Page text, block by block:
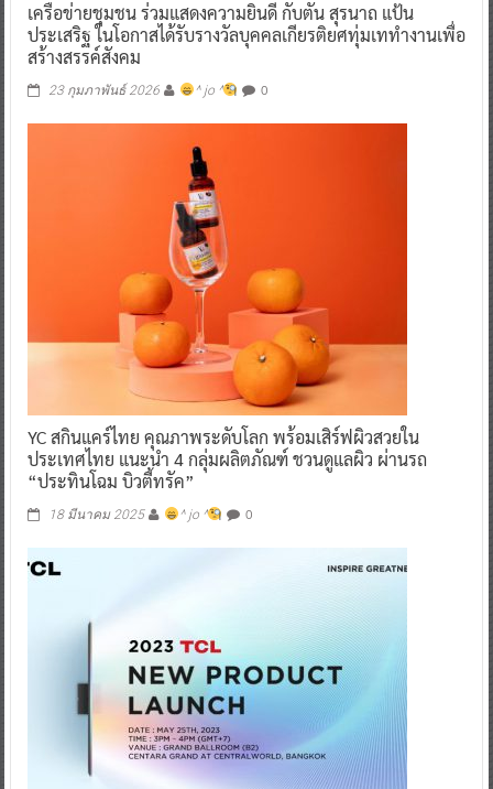
เครือข่ายชุมชน ร่วมแสดงความยินดี กับตัน สุรนาถ แป้น
ประเสริฐ ในโอกาสได้รับรางวัลบุคคลเกียรติยศทุ่มเททำงานเพื่อ
สร้างสรรค์สังคม
23 กุมภาพันธ์ 2026 ^ jo ^ 0
YC สกินแคร์ไทย คุณภาพระดับโลก พร้อมเสิร์ฟผิวสวยใน
ประเทศไทย แนะนำ 4 กลุ่มผลิตภัณฑ์ ชวนดูแลผิว ผ่านรถ
“ประทินโฉม บิวตี้ทรัค”
18 มีนาคม 2025 ^ jo ^ 0